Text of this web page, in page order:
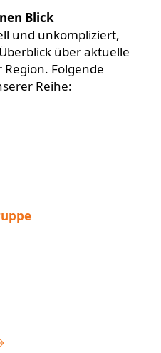
Blick
und unkompliziert,
über aktuelle
Folgende
Reihe: